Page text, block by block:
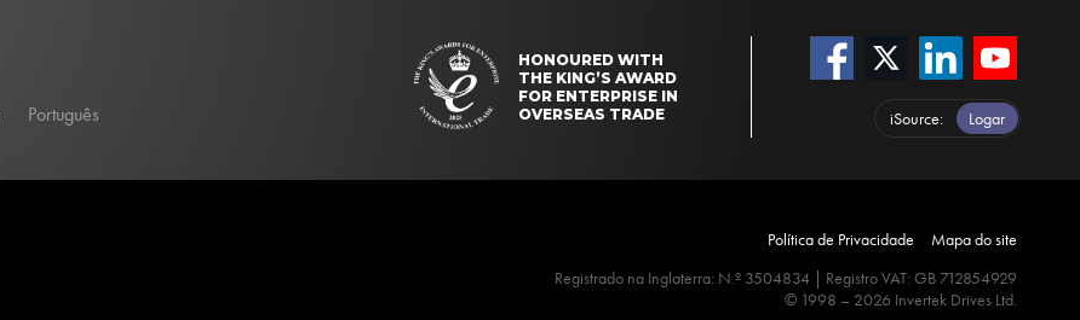
HONOURED WITH
THE KING’S AWARD
FOR ENTERPRISE IN
OVERSEAS TRADE
iSource Logar
Português
Política de Privacidade
Mapa do site
Registrado na Inglaterra: N.º 3504834 | Registro VAT: GB 712854929
© 1998 – 2026 Invertek Drives Ltd.